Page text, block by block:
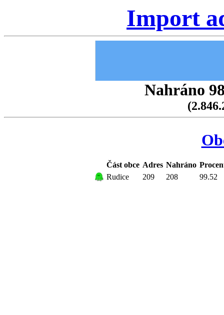
Import
Nahráno
Část obce Adres Nahráno
Rudice
209 208 99.52